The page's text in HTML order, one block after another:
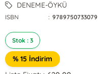
DENEME-ÖYKÜ
ISBN : 9789750733079
Stok : 3
% 15 İndirim